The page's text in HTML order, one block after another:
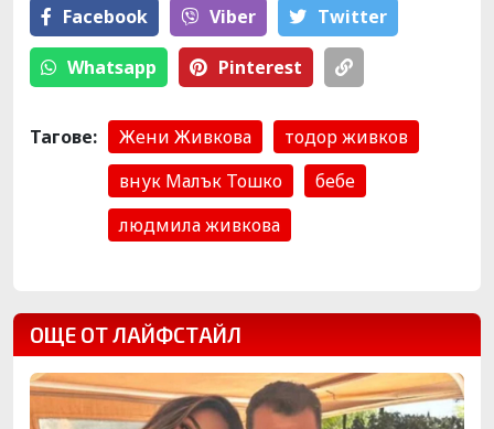
Facebook Viber Тwitter
Whatsapp Pinterest
Тагове: Жени Живкова
тодор живков
внук Малък Тошко
бебе
людмила живкова
ОЩЕ ОТ ЛАЙФСТАЙЛ